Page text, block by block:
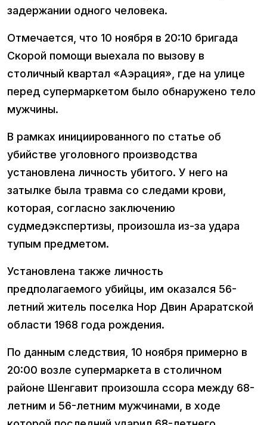
задержании одного человека.
Отмечается, что 10 ноября в 20:10 бригада
Скорой помощи выехала по вызову в
столичный квартал «Аэрация», где на улице
перед супермаркетом было обнаружено тело
мужчины.
В рамках инициированного по статье об
убийстве уголовного производства
установлена личность убитого. У него на
затылке была травма со следами крови,
которая, согласно заключению
судмедэкспертизы, произошла из-за удара
тупым предметом.
Установлена также личность
предполагаемого убийцы, им оказался 56-
летний житель поселка Нор Двин Араратской
области 1968 года рождения.
По данным следствия, 10 ноября примерно в
20:00 возле супермаркета в столичном
районе Шенгавит произошла ссора между 68-
летним и 56-летним мужчинами, в ходе